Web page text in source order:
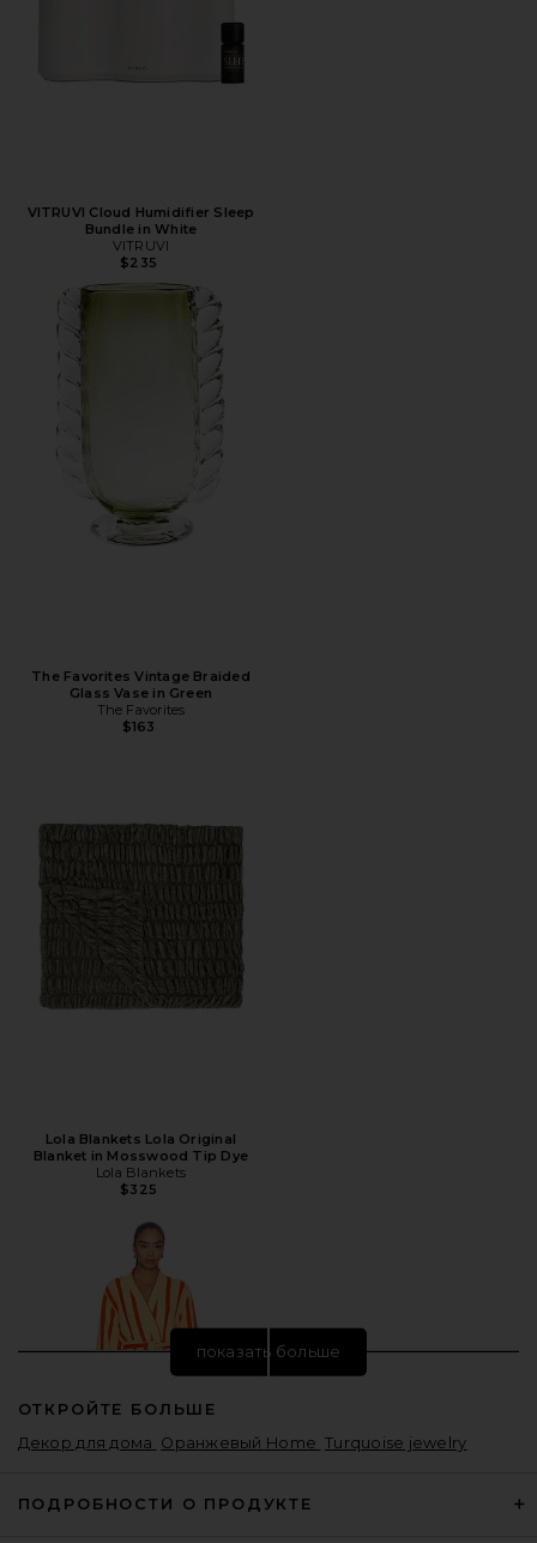
VITRUVI Cloud Humidifier Sleep
Bundle in White
VITRUVI
$235
The Favorites Vintage Braided
Glass Vase in Green
The Favorites
$163
Lola Blankets Lola Original
Blanket in Mosswood Tip Dye
Lola Blankets
$325
показать больше
ОТКРОЙТЕ БОЛЬШЕ
Декор для дома Оранжевый Home Turquoise jewelry
ПОДРОБНОСТИ О ПРОДУКТЕ